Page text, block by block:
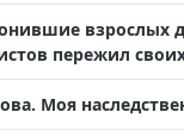
взрослых
пережил
Моя